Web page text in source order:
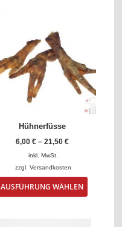
Hühnerfüsse
6,00 €– 21,50 €
inkl. MwSt.
zzgl.Versandkosten
AUSFÜHRUNG WÄHLEN
Dieses